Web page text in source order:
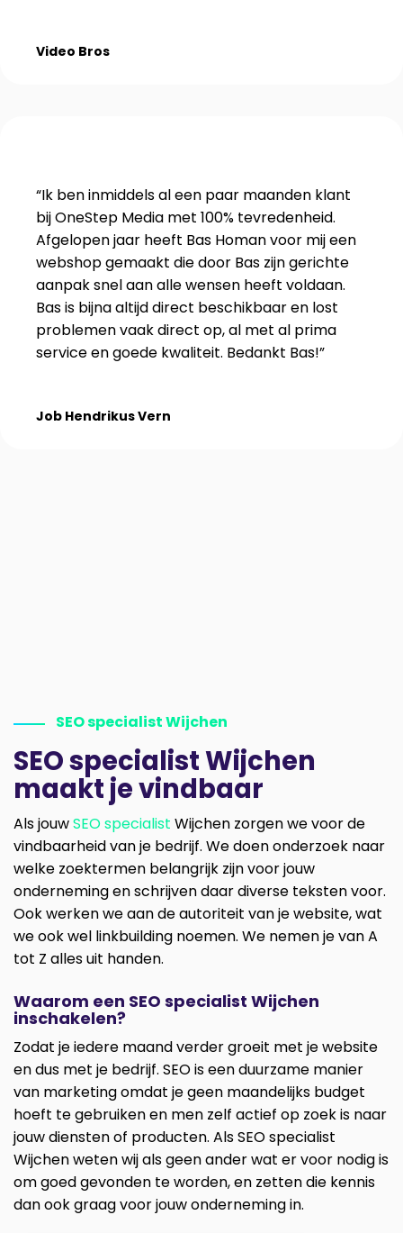
Video Bros
“Ik ben inmiddels al een paar maanden klant
bij OneStep Media met 100% tevredenheid.
Afgelopen jaar heeft Bas Homan voor mij een
webshop gemaakt die door Bas zijn gerichte
aanpak snel aan alle wensen heeft voldaan.
Bas is bijna altijd direct beschikbaar en lost
problemen vaak direct op, al met al prima
service en goede kwaliteit. Bedankt Bas!”
Job Hendrikus Vern
SEO specialist Wijchen
SEO specialist Wijchen
maakt je vindbaar
Als jouwSEO specialist Wijchen zorgen we voor de
vindbaarheid van je bedrijf. We doen onderzoek naar
welke zoektermen belangrijk zijn voor jouw
onderneming en schrijven daar diverse teksten voor.
Ook werken we aan de autoriteit van je website, wat
we ook wel linkbuilding noemen. We nemen je van A
tot Z alles uit handen.
Waarom een SEO specialist Wijchen
inschakelen?
Zodat je iedere maand verder groeit met je website
en dus met je bedrijf. SEO is een duurzame manier
van marketing omdat je geen maandelijks budget
hoeft te gebruiken en men zelf actief op zoek is naar
jouw diensten of producten. Als SEO specialist
Wijchen weten wij als geen ander wat er voor nodig is
om goed gevonden te worden, en zetten die kennis
dan ook graag voor jouw onderneming in.